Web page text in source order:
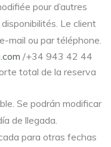
pour d’autres
Le client
mail ou par téléphone.
/+34 943 42 44
total de la reserva
Se podrán modificar
de llegada.
para otras fechas